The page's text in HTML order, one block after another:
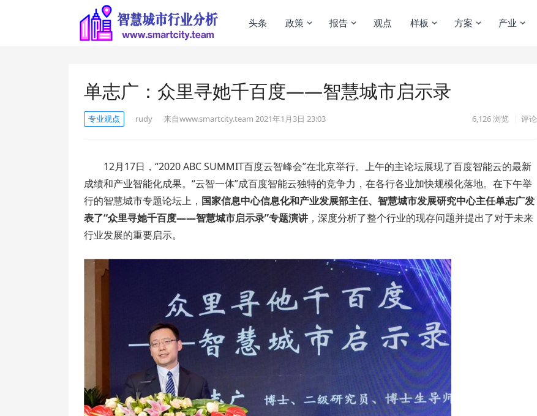
头条 政策 报告 观点 样板 方案 产业
单志广：众里寻她千百度——智慧城市启示录
专业观点 rudy 来自www.smartcity.team 2021年1月3日 23:03 6,126浏览 评论
12月17日，“2020 ABC SUMMIT百度云智峰会”在北京举行。上午的主论坛展现了百度智能云的最新
成绩和产业智能化成果。“云智一体”成百度智能云独特的竞争力，在各行各业加快规模化落地。在下午举
行的智慧城市专题论坛上， 国家信息中心信息化和产业发展部主任、智慧城市发展研究中心主任单志广发
表了“众里寻她千百度——智慧城市启示录”专题演讲 ，深度分析了整个行业的现存问题并提出了对于未来
行业发展的重要启示。